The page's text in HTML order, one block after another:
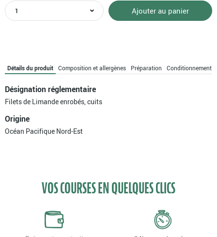
quantité
de
Ajouter au panier
Détails du produit Composition et allergènes Préparation Conditionnement
Désignation réglementaire
Filets de Limande enrobés, cuits
Origine
Océan Pacifique Nord-Est
VOS COURSES EN QUELQUES CLICS